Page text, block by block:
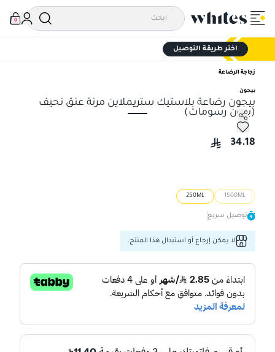
0
اختر طريقة التوصيل
زجاجة الرضاعة
بيجون
بيجون رضاعة بلاستيك ستريملاين مرنة عنق نحيف
(بدون رسومات)
بيجون رضاعة بلاستيك ستريملاين مرنة عنق نحيف (بدون
34.18
1500ML
250ML
توصيل سريع
لا يمكن إرجاع أو استبدال هذا المنتج.